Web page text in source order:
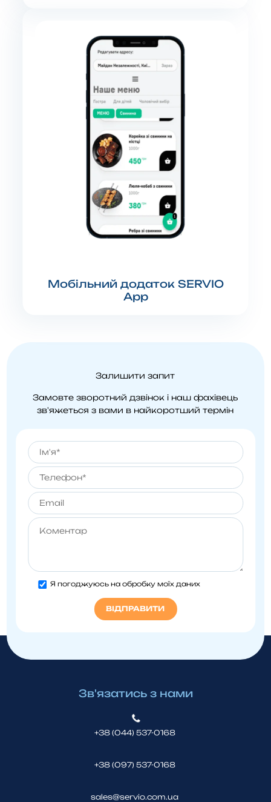
Мобільний додаток SERVIO
App
Залишити запит
Замовте зворотний дзвінок і наш фахівець
зв'яжетьсяз вами в найкоротший термін
Я погоджуюсь на обробку моїх даних
Зв'язатись з нами
+38 (044) 537-0168
+38 (097) 537-0168
sales@servio.com.ua